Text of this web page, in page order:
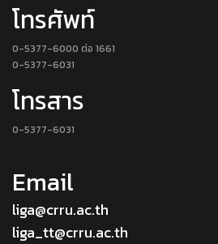
โทรศัพท์
0-5377-6000 ต่อ 1661
0-5377-6031
โทรสาร
0-5377-6031
Email
liga@crru.ac.th
liga_tt@crru.ac.th